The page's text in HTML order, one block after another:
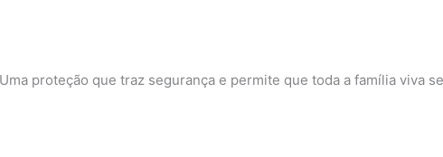
proteção que traz segurança e permite que toda a família viva